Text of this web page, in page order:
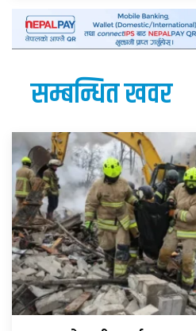
सम्बन्धित खवर